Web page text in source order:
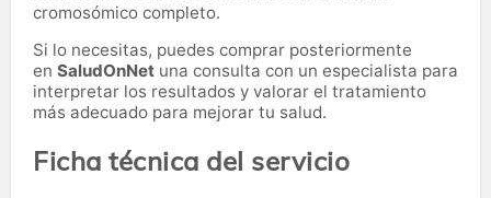
cromosómico completo.
Si lo necesitas, puedes comprar posteriormente
en SaludOnNet una consulta con un especialista para
interpretar los resultados y valorar el tratamiento
más adecuado para mejorar tu salud.
Ficha técnica del servicio